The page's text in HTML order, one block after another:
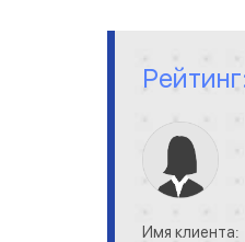
Рейтинг:
Имя клиента: